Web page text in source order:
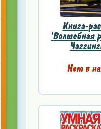
Книга-
'Волшебная
Нет в